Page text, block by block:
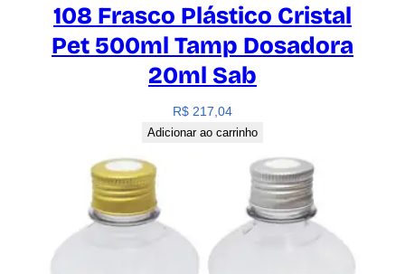
108 Frasco Plástico Cristal
Pet 500ml Tamp Dosadora
20ml Sab
R$ 217,04
Adicionar ao carrinho